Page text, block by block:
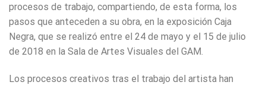
procesos de trabajo, compartiendo, de esta forma, los
pasos que anteceden a su obra, en la exposición Caja
Negra, que se realizó entre el 24 de mayo y el 15 de julio
de 2018 en la Sala de Artes Visuales del GAM.
Los procesos creativos tras el trabajo del artista han